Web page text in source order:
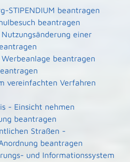
STIPENDIUM beantragen
beantragen
einer
beantragen
vereinfachten Verfahren
- Einsicht nehmen
beantragen
Straßen -
beantragen
und Informationssystem